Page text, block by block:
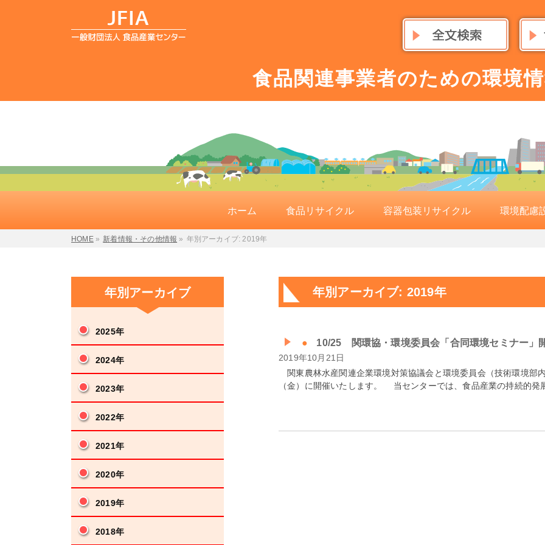
食品関連事業者のための環境
ホーム 食品リサイクル 容器包装リサイクル 環境配慮
HOME» 新着情報・その他情報 » 年別アーカイブ: 2019年
年別アーカイブ: 2019年
10/25 関環協・環境委員会「合同環境セミナー」
2019年10月21日
関東農林水産関連企業環境対策協議会と環境委員会（技術環境部
（金）に開催いたします。 当センターでは、食品産業の持続的
年別アーカイブ
2025年
2024年
2023年
2022年
2021年
2020年
2019年
2018年